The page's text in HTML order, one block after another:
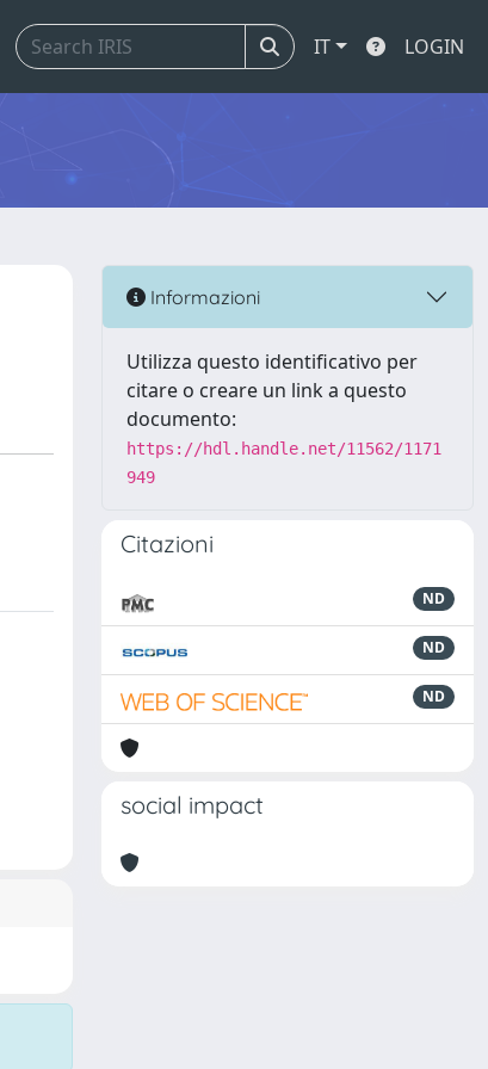
IT LOGIN
Informazioni
Utilizza questo identificativo per
citare o creare un link a questo
documento:
https://hdl.handle.net/11562/1171
949
Citazioni
ND
ND
ND
social impact